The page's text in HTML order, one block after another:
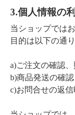
3.個人情報の
当ショップでは
目的は以下の通り
a)ご注文の確認、
b)商品発送の確
c)お問合せの返信